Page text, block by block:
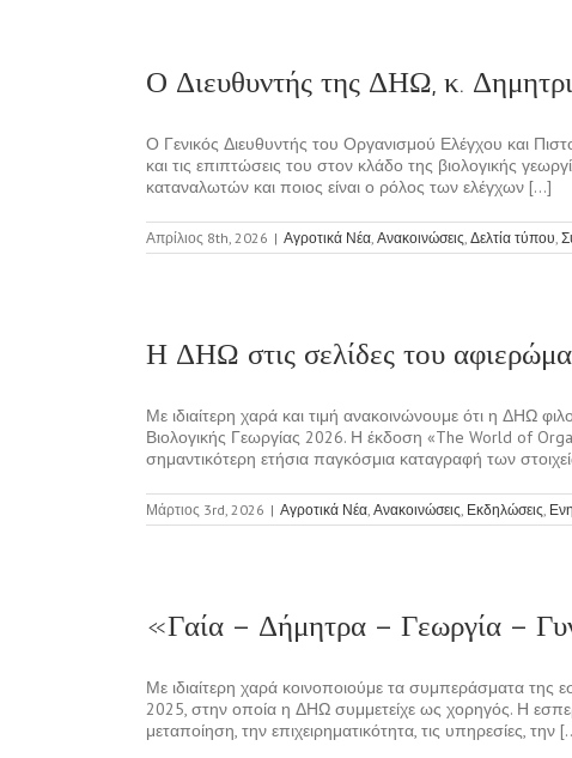
Ο Διευθυντής της ΔΗΩ, κ.
Ο Γενικός Διευθυντής του Οργανισμού Ελέγχου και
και τις επιπτώσεις του στον κλάδο της βιολογικής
καταναλωτών και ποιος είναι ο ρόλος των ελέγχων [...]
Απρίλιος 8th, 2026 | Αγροτικά Νέα, Ανακοινώσεις, Δελτία τύπου,
Η ΔΗΩ στις σελίδες του
Με ιδιαίτερη χαρά και τιμή ανακοινώνουμε ότι η ΔΗΩ
Βιολογικής Γεωργίας 2026. Η έκδοση «The World of
σημαντικότερη ετήσια παγκόσμια καταγραφή των
Μάρτιος 3rd, 2026 | Αγροτικά Νέα, Ανακοινώσεις, Εκδηλώσεις,
«Γαία – Δήμητρα – Γεωργία –
Με ιδιαίτερη χαρά κοινοποιούμε τα συμπεράσματα
2025, στην οποία η ΔΗΩ συμμετείχε ως χορηγός. Η
μεταποίηση, την επιχειρηματικότητα, τις υπηρεσίες, την